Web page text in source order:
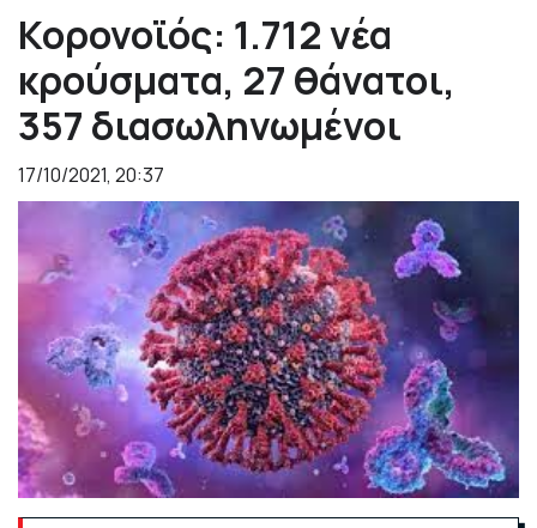
Κορονοϊός: 1.712 νέα
κρούσματα, 27 θάνατοι,
357 διασωληνωμένοι
17/10/2021, 20:37